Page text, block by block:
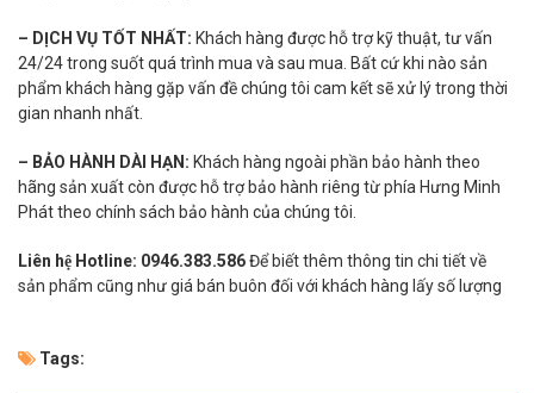
– DỊCH VỤ TỐT NHẤT: Khách hàng được hỗ trợ kỹ thuật, tư vấn
24/24 trong suốt quá trình mua và sau mua. Bất cứ khi nào sản
phẩm khách hàng gặp vấn đề chúng tôi cam kết sẽ xử lý trong thời
gian nhanh nhất.
– BẢO HÀNH DÀI HẠN: Khách hàng ngoài phần bảo hành theo
hãng sản xuất còn được hỗ trợ bảo hành riêng từ phía Hưng Minh
Phát theo chính sách bảo hành của chúng tôi.
Liên hệ Hotline: 0946.383.586Để biết thêm thông tin chi tiết về
sản phẩm cũng như giá bán buôn đối với khách hàng lấy số lượng
Tags: